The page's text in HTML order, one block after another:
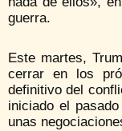
guerra.
Este martes,
cerrar en los
definitivo del
iniciado el
unas